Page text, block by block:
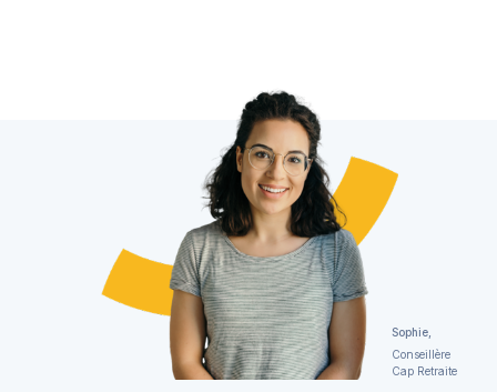
Sophie,
Conseillère
Cap Retraite